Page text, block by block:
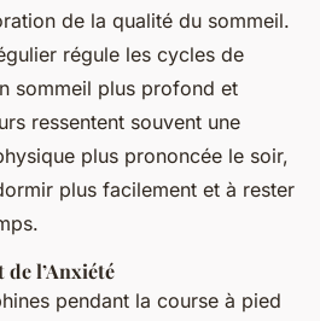
de la qualité du sommeil.
régule les cycles de
sommeil plus profond et
ressentent souvent une
plus prononcée le soir,
plus facilement et à rester
de l’Anxiété
pendant la course à pied